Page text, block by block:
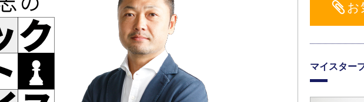
お
マイスター